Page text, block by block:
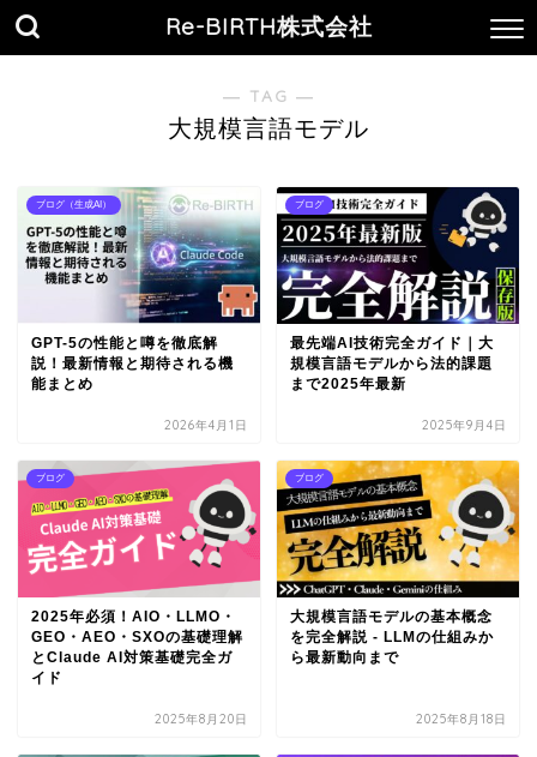
Re-BIRTH株式会社
― TAG ―
大規模言語モデル
ブログ（生成AI）
GPT-5の性能と噂を徹底解
説！最新情報と期待される機
能まとめ
2026年4月1日
ブログ
最先端AI技術完全ガイド｜大
規模言語モデルから法的課題
まで2025年最新
2025年9月4日
ブログ
2025年必須！AIO・LLMO・
GEO・AEO・SXOの基礎理解
とClaude AI対策基礎完全ガ
イド
2025年8月20日
ブログ
大規模言語モデルの基本概念
を完全解説 - LLMの仕組みか
ら最新動向まで
2025年8月18日